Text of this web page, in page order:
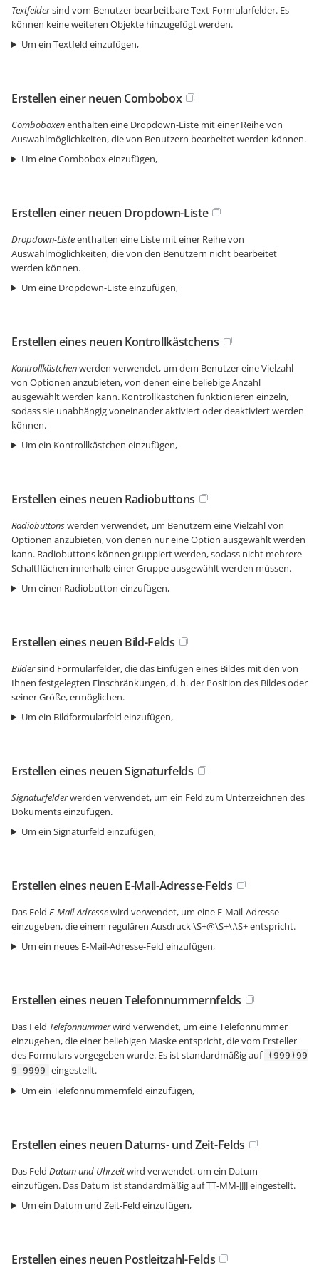
Textfeldersind vom Benutzer bearbeitbare Text-Formularfelder. Es
können keine weiteren Objekte hinzugefügt werden.
Um ein Textfeld einzufügen,
Erstellen einer neuen Combobox
Comboboxenenthalten eine Dropdown-Liste mit einer Reihe von
Auswahlmöglichkeiten, die von Benutzern bearbeitet werden können.
Um eine Combobox einzufügen,
Erstellen einer neuen Dropdown-Liste
Dropdown-Listeenthalten eine Liste mit einer Reihe von
Auswahlmöglichkeiten, die von den Benutzern nicht bearbeitet
werden können.
Um eine Dropdown-Liste einzufügen,
Erstellen eines neuen Kontrollkästchens
Kontrollkästchenwerden verwendet, um dem Benutzer eine Vielzahl
von Optionen anzubieten, von denen eine beliebige Anzahl
ausgewählt werden kann. Kontrollkästchen funktionieren einzeln,
sodass sie unabhängig voneinander aktiviert oder deaktiviert werden
können.
Um ein Kontrollkästchen einzufügen,
Erstellen eines neuen Radiobuttons
Radiobuttonswerden verwendet, um Benutzern eine Vielzahl von
Optionen anzubieten, von denen nur eine Option ausgewählt werden
kann. Radiobuttons können gruppiert werden, sodass nicht mehrere
Schaltflächen innerhalb einer Gruppe ausgewählt werden müssen.
Um einen Radiobutton einzufügen,
Erstellen eines neuen Bild-Felds
Bildersind Formularfelder, die das Einfügen eines Bildes mit den von
Ihnen festgelegten Einschränkungen, d. h. der Position des Bildes oder
seiner Größe, ermöglichen.
Um ein Bildformularfeld einzufügen,
Erstellen eines neuen Signaturfelds
Signaturfelderwerden verwendet, um ein Feld zum Unterzeichnen des
Dokuments einzufügen.
Um ein Signaturfeld einzufügen,
Erstellen eines neuen E-Mail-Adresse-Felds
Das Feld E-Mail-Adressewird verwendet, um eine E-Mail-Adresse
einzugeben, die einem regulären Ausdruck \S+@\S+\.\S+ entspricht.
Um ein neues E-Mail-Adresse-Feld einzufügen,
Erstellen eines neuen Telefonnummernfelds
Das Feld Telefonnummerwird verwendet, um eine Telefonnummer
einzugeben, die einer beliebigen Maske entspricht, die vom Ersteller
des Formulars vorgegeben wurde. Es ist standardmäßig auf (999)99
9-9999 eingestellt.
Um ein Telefonnummernfeld einzufügen,
Erstellen eines neuen Datums- und Zeit-Felds
Das Feld Datum und Uhrzeitwird verwendet, um ein Datum
einzufügen. Das Datum ist standardmäßig auf TT-MM-JJJJ eingestellt.
Um ein Datum und Zeit-Feld einzufügen,
Erstellen eines neuen Postleitzahl-Felds